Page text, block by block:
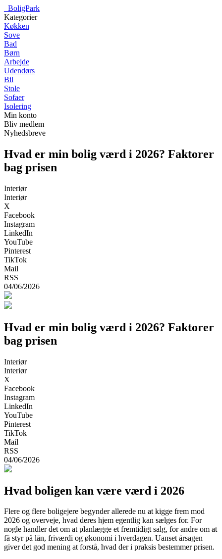
BoligPark
Kategorier
Køkken
Sove
Bad
Børn
Arbejde
Udendørs
Bil
Stole
Sofaer
Isolering
Min konto
Bliv medlem
Nyhedsbreve
Hvad er min bolig værd i 2026? Faktorer
bag prisen
Interiør
Interiør
X
Facebook
Instagram
LinkedIn
YouTube
Pinterest
TikTok
Mail
RSS
04/06/2026
Hvad er min bolig værd i 2026? Faktorer
bag prisen
Interiør
Interiør
X
Facebook
Instagram
LinkedIn
YouTube
Pinterest
TikTok
Mail
RSS
04/06/2026
Hvad boligen kan være værd i 2026
Flere og flere boligejere begynder allerede nu at kigge frem mod
2026 og overveje, hvad deres hjem egentlig kan sælges for. For
nogle handler det om at planlægge et fremtidigt salg, for andre om at
få styr på lån, friværdi og økonomi i hverdagen. Uanset årsagen
giver det god mening at forstå, hvad der i praksis bestemmer prisen.